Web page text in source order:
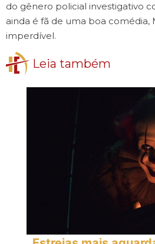
do gênero policial investigativo
ainda é fã de uma boa comédia,
imperdível.
Leia também